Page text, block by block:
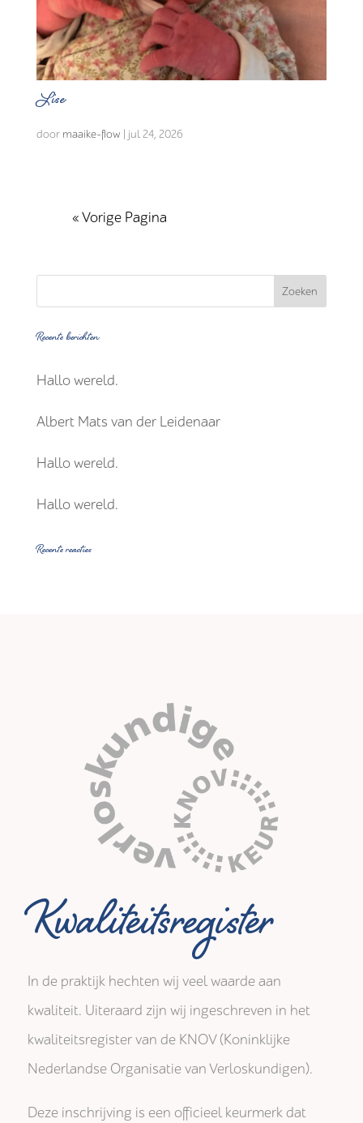
Lise
door maaike-flow jul 24, 2026
« Vorige Pagina
Recente berichten
Hallo wereld.
Albert Mats van der Leidenaar
Hallo wereld.
Hallo wereld.
Recente reacties
Kwaliteitsregister
In de praktijk hechten wij veel waarde aan
kwaliteit. Uiteraard zijn wij ingeschreven in het
kwaliteitsregister van de KNOV (Koninklijke
Nederlandse Organisatie van Verloskundigen).
Deze inschrijving is een officieel keurmerk dat